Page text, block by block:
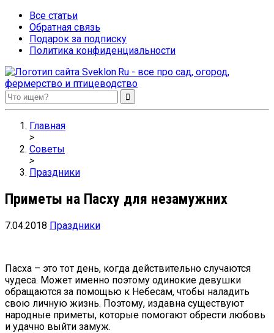
Все статьи
Обратная связь
Подарок за подписку
Политика конфиденциальности
Sveklon.Ru – все про сад, огород, фермерство и птицеводство
Главная
>
Советы
>
Праздники
Приметы на Пасху для незамужних
7.04.2018 Праздники
Пасха – это тот день, когда действительно случаются
чудеса. Может именно поэтому одинокие девушки
обращаются за помощью к Небесам, чтобы наладить
свою личную жизнь. Поэтому, издавна существуют
народные приметы, которые помогают обрести любовь
и удачно выйти замуж.